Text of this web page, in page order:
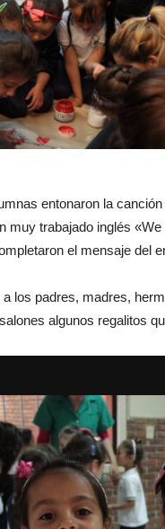
entonaron la
muy trabajado inglés
el mensaje del
los padres, madres,
algunos regalitos